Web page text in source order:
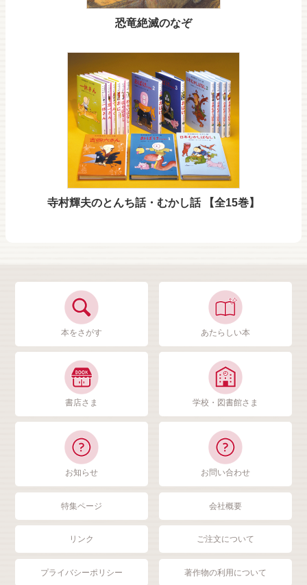
恐竜絶滅のなぞ
寺村輝夫のとんち話・むかし話 【全15巻】
本をさがす あたらしい本
書店さま 学校・図書館さま
お知らせ お問い合わせ
特集ページ 会社概要
リンク ご注文について
プライバシーポリシー 著作物の利用について